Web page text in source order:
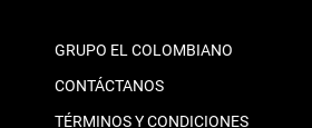
GRUPO EL COLOMBIANO
CONTÁCTANOS
TÉRMINOS Y CONDICIONES